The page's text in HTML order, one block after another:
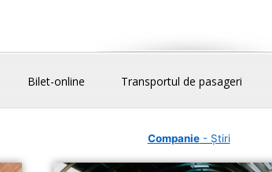
Bilet-online Transportul de pasageri
Companie- Știri